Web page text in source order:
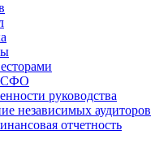
руководства
независимых аудиторов
отчетность